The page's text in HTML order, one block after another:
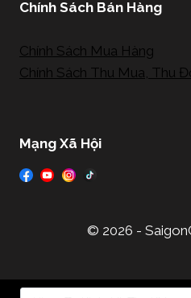
Chính Sách Bán Hàng
Chính Sách Mua Hàng
Chính Sách Thu Mua, Thu
Mạng Xã Hội
© 2026 -